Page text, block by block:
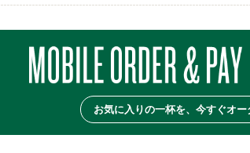
お気に入りの一杯を、今すぐオー